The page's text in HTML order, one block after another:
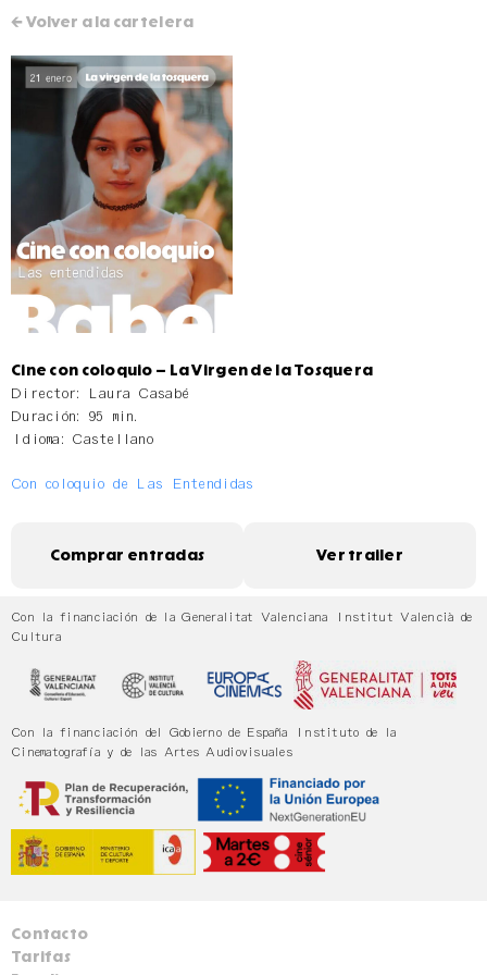
← Volver a la cartelera
Cine con coloquio – La Virgen de la Tosquera
Director: Laura Casabé
Duración: 95 min.
Idioma: Castellano
Con coloquio de Las Entendidas
Comprar entradas Ver trailer
Con la financiación de la Generalitat Valenciana Institut Valencià de
Cultura
Con la financiación del Gobierno de España Instituto de la
Cinematografía y de las Artes Audiovisuales
Contacto
Tarifas